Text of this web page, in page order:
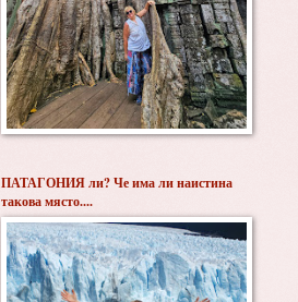
ПАТАГОНИЯ ли? Че има ли наистина
такова място....